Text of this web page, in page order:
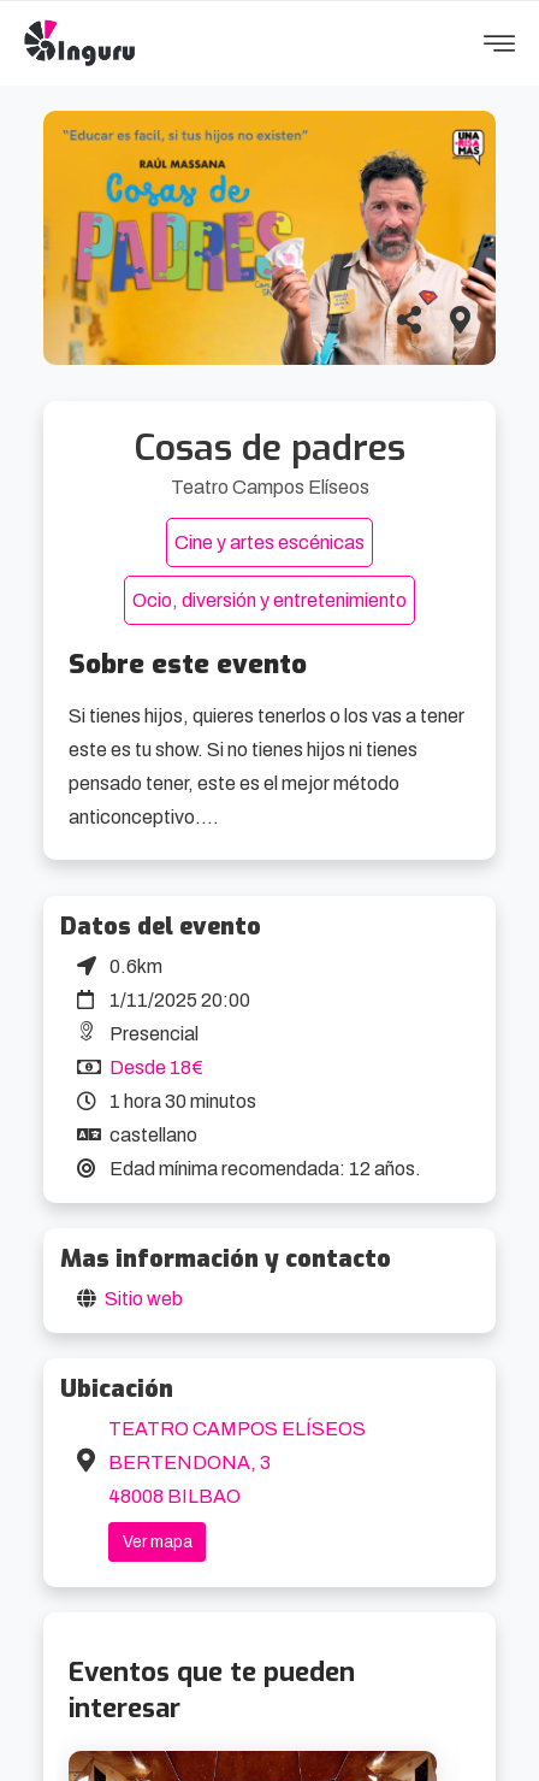
Cosas de padres
Teatro Campos Elíseos
Cine y artes escénicas
Ocio, diversión y entretenimiento
Sobre este evento
Si tienes hijos, quieres tenerlos o los vas a tener
este es tu show. Si no tienes hijos ni tienes
pensado tener, este es el mejor método
anticonceptivo.
Padres. Un show sobre la paternidad donde se
explica lo que nadie te cuenta en los grupos de
Whatsapp. Con un punto de vista único a través
de sus vivencias como padre de mellizos,
sobrellevar la paternidad a otras personas que
desahogarse y una excusa maravillosa para salir
Datos del evento
0.6km
1/11/2025 20:00
Presencial
Desde 18€
1 hora 30 minutos
castellano
Edad mínima recomendada: 12 años.
Mas información y contacto
Sitio web
Ubicación
TEATRO CAMPOS ELÍSEOS
BERTENDONA, 3
48008 BILBAO
Ver mapa
Eventos que te pueden
interesar